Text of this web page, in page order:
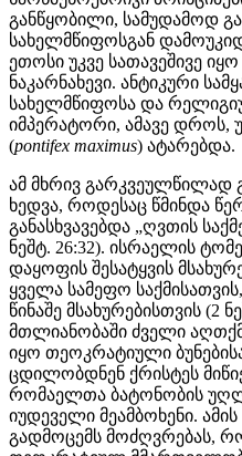
განწყობილი, სამუდამოდ
სახელმწიფოსგან
ეთოსი უკვე სათავეშივე
ნაკარნახევი. ანტიკური
სახელმწიფოსა და
იმპერატორი, ამავე დროს,
(pontifex maximus) ატარებდა.
ამ მხრივ გარკვეულწილად
ხედვა, როდესაც წმინდა
განასხვავებდა „ღვთის
ნეშტ. 26:32). ისრაელის
დაყოფის შესატყვის
ყველა სამეფო
წინაშე მსახურებისთვის (2
მთლიანობაში ძველი
იყო თეოკრატიული
ცდილობდნენ ქრისტეს
რომაელთა ბატონობის
იუდეველი მეამბოხენი.
გადმოცემს მოძღვრებას,